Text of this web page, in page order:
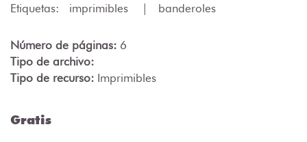
Etiquetas: imprimibles | banderoles
Número de páginas: 6
Tipo de archivo:
Tipo de recurso: Imprimibles
Gratis